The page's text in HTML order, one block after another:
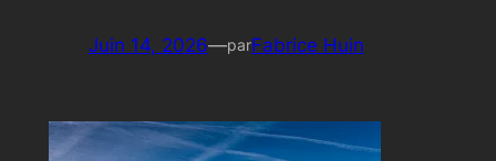
Juin 14, 2026—parFabrice Huin